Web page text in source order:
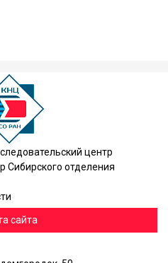
центр
Сибирского отделения
сайта